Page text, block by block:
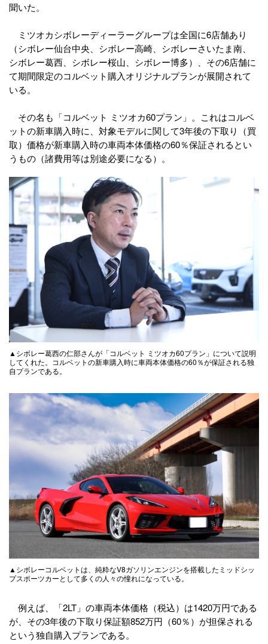
聞いた。
ミツオカシボレーディーラーグループは全国に6店舗あり
（シボレー仙台中央、シボレー高崎、シボレーさいたま南、
シボレー葛西、シボレー桜山、シボレー博多）、その6店舗に
て期間限定のコルベット購入オリジナルプランが展開されて
いる。
その名も「コルベット ミツオカ60プラン」。これはコルベ
ットの新車購入時に、対象モデルに関して3年後の下取り（買
取）価格が新車購入時の車両本体価格の60％保証されるとい
うもの（諸費用等は別途必要になる）。
▲シボレー葛西の仁部さんが「コルベット ミツオカ60プラン」について説明
してくれた。コルベットの新車購入時に車両本体価格の60％が保証される独
自プランである。
▲シボレーコルベットは、純粋なV8ガソリンエンジンを搭載したミッドシッ
プスポーツカーとして多くの人々の憧れになっている。
例えば、「2LT」の車両本体価格（税込）は1420万円である
が、その3年後の下取り保証額852万円（60％）が担保される
という独自購入プランである。